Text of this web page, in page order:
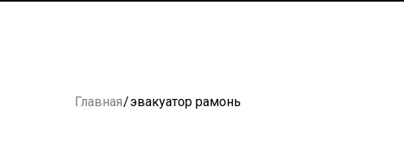
Главная/эвакуатор рамонь